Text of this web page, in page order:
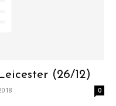
(26/12)
0